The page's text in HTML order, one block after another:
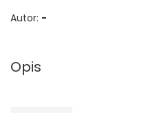
Autor: -
Opis